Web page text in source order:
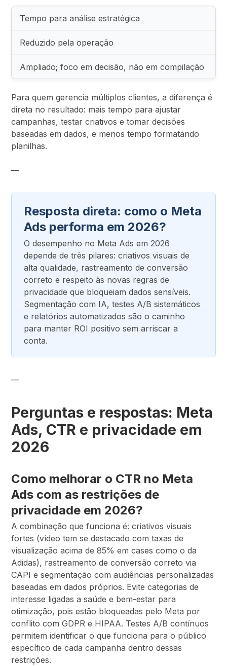
Tempo para análise estratégica
Reduzido pela operação
Ampliado; foco em decisão, não em compilação
Para quem gerencia múltiplos clientes, a diferença é
direta no resultado: mais tempo para ajustar
campanhas, testar criativos e tomar decisões
baseadas em dados, e menos tempo formatando
planilhas.
—
Resposta direta: como o Meta
Ads performa em 2026?
O desempenho no Meta Ads em 2026
depende de três pilares: criativos visuais de
alta qualidade, rastreamento de conversão
correto e respeito às novas regras de
privacidade que bloqueiam dados sensíveis.
Segmentação com IA, testes A/B sistemáticos
e relatórios automatizados são o caminho
para manter ROI positivo sem arriscar a
conta.
—
Perguntas e respostas: Meta
Ads, CTR e privacidade em
2026
Como melhorar o CTR no Meta
Ads com as restrições de
privacidade em 2026?
A combinação que funciona é: criativos visuais
fortes (vídeo tem se destacado com taxas de
visualização acima de 85% em cases como o da
Adidas), rastreamento de conversão correto via
CAPI e segmentação com audiências personalizadas
baseadas em dados próprios. Evite categorias de
interesse ligadas a saúde e bem-estar para
otimização, pois estão bloqueadas pelo Meta por
conflito com GDPR e HIPAA. Testes A/B contínuos
permitem identificar o que funciona para o público
específico de cada campanha dentro dessas
restrições.